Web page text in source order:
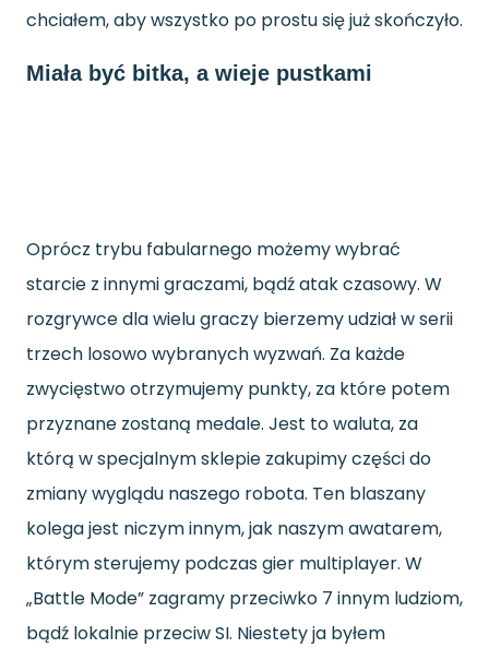
chciałem, aby wszystko po prostu się już skończyło.
Miała być bitka, a wieje pustkami
Oprócz trybu fabularnego możemy wybrać
starcie z innymi graczami, bądź atak czasowy. W
rozgrywce dla wielu graczy bierzemy udział w serii
trzech losowo wybranych wyzwań. Za każde
zwycięstwo otrzymujemy punkty, za które potem
przyznane zostaną medale. Jest to waluta, za
którą w specjalnym sklepie zakupimy części do
zmiany wyglądu naszego robota. Ten blaszany
kolega jest niczym innym, jak naszym awatarem,
którym sterujemy podczas gier multiplayer. W
„Battle Mode” zagramy przeciwko 7 innym ludziom,
bądź lokalnie przeciw SI. Niestety ja byłem